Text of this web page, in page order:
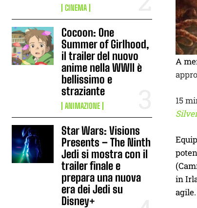
CINEMA
Cocoon: One
Summer of Girlhood,
il trailer del nuovo
anime nella WWII è
bellissimo e
straziante
ANIMAZIONE
Star Wars: Visions
Presents – The Ninth
Jedi si mostra con il
trailer finale e
prepara una nuova
era dei Jedi su
Disney+
A
15
in